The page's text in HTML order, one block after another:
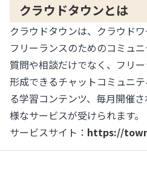
クラウドタウンとは
クラウドタウンは、クラウド
フリーランスのためのコミュニ
質問や相談だけでなく、フリ
形成できるチャットコミュニ
る学習コンテンツ、毎月開催
様なサービスが受けられます。
サービスサイト： https://